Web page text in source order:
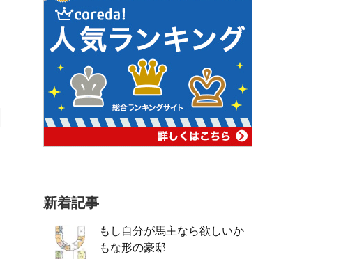
新着記事
もし自分が馬主なら欲しいか
もな形の豪邸